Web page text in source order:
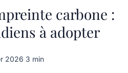
carbone :
à adopter
2026·3 min